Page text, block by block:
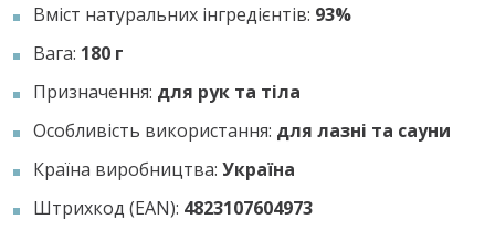
Вміст натуральних інгредієнтів: 93%
Вага: 180 г
Призначення: для рук та тіла
Особливість використання: для лазні та сауни
Країна виробництва: Україна
Штрихкод (EAN): 4823107604973